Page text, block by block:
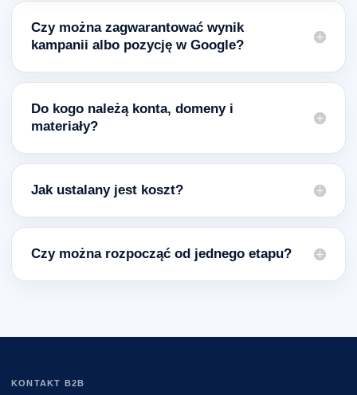
Czy można zagwarantować wynik
kampanii albo pozycję w Google?
Do kogo należą konta, domeny i
materiały?
Jak ustalany jest koszt?
Czy można rozpocząć od jednego etapu?
KONTAKT B2B